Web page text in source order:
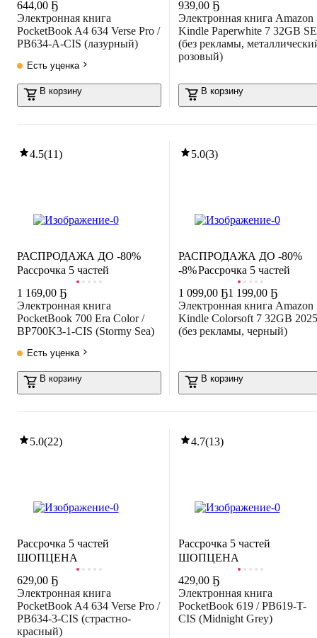
644,00 Ҕ
Электронная книга
PocketBook A4 634 Verse Pro /
PB634-A-CIS (лазурный)
Есть уценка
В корзину
939,00 Ҕ
Электронная книга Amazon
Kindle Paperwhite 7 32GB SE
(без рекламы,
розовый)
В корзину
4.5(11)
Рассрочка 5 частей
РАСПРОДАЖА ДО -80%
1 169,00 Ҕ
Электронная книга
PocketBook 700 Era Color /
BP700K3-1-CIS (Stormy Sea)
Есть уценка
В корзину
5.0(3)
-8%Рассрочка 5 частей
РАСПРОДАЖА ДО -80%
1 099,00 Ҕ1 199,00 Ҕ
Электронная книга Amazon
Kindle Colorsoft 7 32GB 2025
(без рекламы, черный)
В корзину
5.0(22)
ШОПЦЕНА
Рассрочка 5 частей
629,00 Ҕ
Электронная книга
PocketBook A4 634 Verse Pro /
PB634-3-CIS (страстно-
красный)
4.7(13)
ШОПЦЕНА
Рассрочка 5 частей
429,00 Ҕ
Электронная книга
PocketBook 619 / PB619-T-
CIS (Midnight Grey)